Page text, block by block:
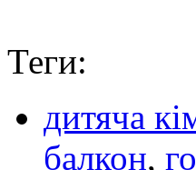
Теги:
дитяча
балкон,